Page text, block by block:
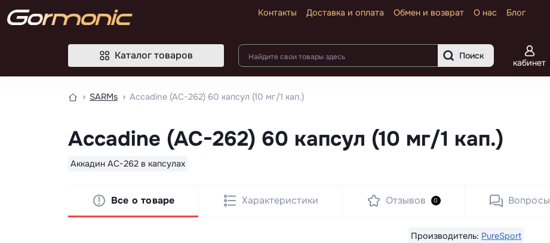
Контакты Доставка и оплата Обмен и возврат О нас Блог
Каталог товаров Поиск
кабинет
SARMs Accadine (AC-262) 60 капсул (10 мг/1 кап.)
Accadine (AC-262) 60 капсул (10 мг/1 кап.)
Аккадин AC-262 в капсулах
Все о товаре Характеристики Отзывов 0 Вопросы
Производитель: PureSport